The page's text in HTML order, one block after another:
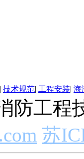
| 技术规范| 工程安装| 海
防工程
苏